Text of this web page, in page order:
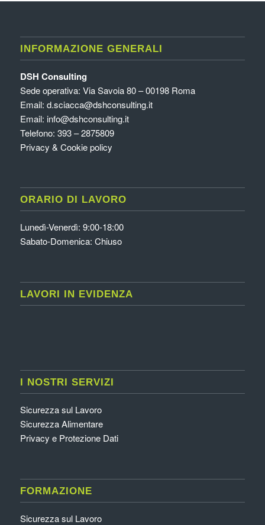
INFORMAZIONE GENERALI
DSH Consulting
Sede operativa: Via Savoia 80 – 00198 Roma
Email: d.sciacca@dshconsulting.it
Email: info@dshconsulting.it
Telefono: 393 – 2875809
Privacy & Cookie policy
ORARIO DI LAVORO
Lunedì-Venerdì: 9:00-18:00
Sabato-Domenica: Chiuso
LAVORI IN EVIDENZA
I NOSTRI SERVIZI
Sicurezza sul Lavoro
Sicurezza Alimentare
Privacy e Protezione Dati
FORMAZIONE
Sicurezza sul Lavoro